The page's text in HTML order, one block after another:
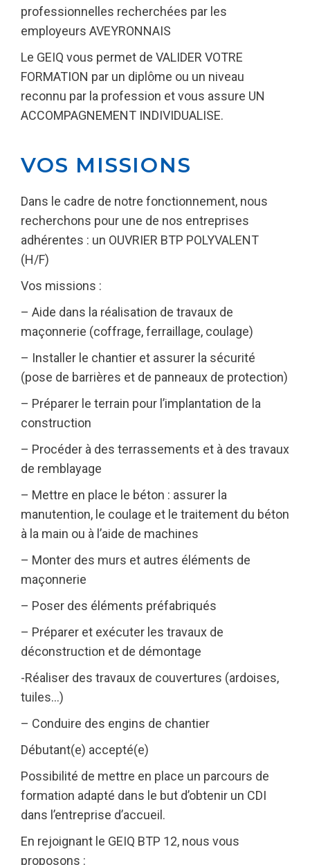
professionnelles recherchées par les
employeurs AVEYRONNAIS
Le GEIQ vous permet de VALIDER VOTRE
FORMATION par un diplôme ou un niveau
reconnu par la profession et vous assure UN
ACCOMPAGNEMENT INDIVIDUALISE.
VOS MISSIONS
Dans le cadre de notre fonctionnement, nous
recherchons pour une de nos entreprises
adhérentes : un OUVRIER BTP POLYVALENT
(H/F)
Vos missions :
– Aide dans la réalisation de travaux de
maçonnerie (coffrage, ferraillage, coulage)
– Installer le chantier et assurer la sécurité
(pose de barrières et de panneaux de protection)
– Préparer le terrain pour l’implantation de la
construction
– Procéder à des terrassements et à des travaux
de remblayage
– Mettre en place le béton : assurer la
manutention, le coulage et le traitement du béton
à la main ou à l’aide de machines
– Monter des murs et autres éléments de
maçonnerie
– Poser des éléments préfabriqués
– Préparer et exécuter les travaux de
déconstruction et de démontage
-Réaliser des travaux de couvertures (ardoises,
tuiles…)
– Conduire des engins de chantier
Débutant(e) accepté(e)
Possibilité de mettre en place un parcours de
formation adapté dans le but d’obtenir un CDI
dans l’entreprise d’accueil.
En rejoignant le GEIQ BTP 12, nous vous
proposons :